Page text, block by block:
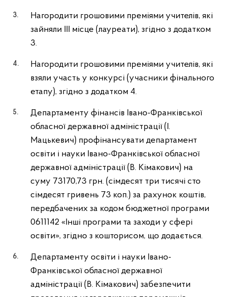
Нагородити грошовими преміями учителів, які
зайняли ІІІ місце (лауреати), згідно з додатком
3.
Нагородити грошовими преміями учителів, які
взяли участь у конкурсі (учасники фінального
етапу), згідно з додатком 4.
Департаменту фінансів Івано-Франківської
обласної державної адміністрації (І.
Мацькевич) профінансувати департамент
освіти і науки Івано-Франківської обласної
державної адміністрації (В. Кімакович) на
суму 73170,73 грн. (сімдесят три тисячі сто
сімдесят гривень 73 коп.) за рахунок коштів,
передбачених за кодом бюджетної програми
0611142 «Інші програми та заходи у сфері
освіти», згідно з кошторисом, що додається.
Департаменту освіти і науки Івано-
Франківської обласної державної
адміністрації (В. Кімакович) забезпечити